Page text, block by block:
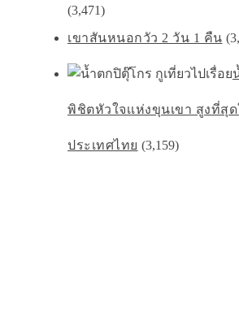
(3,471)
เขาสันหนอกวัว 2 วัน 1 คืน
พิชิตหัวใจเเห่งขุนเขา สูงที่สุ
ประเทศไทย (3,159)